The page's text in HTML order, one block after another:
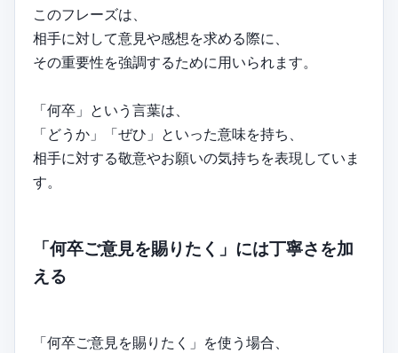
このフレーズは、
相手に対して意見や感想を求める際に、
その重要性を強調するために用いられます。
「何卒」という言葉は、
「どうか」「ぜひ」といった意味を持ち、
相手に対する敬意やお願いの気持ちを表現していま
す。
「何卒ご意見を賜りたく」には丁寧さを加
える
「何卒ご意見を賜りたく」を使う場合、